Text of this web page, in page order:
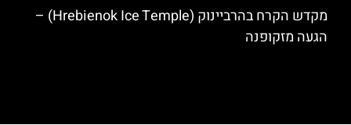
מקדש הקרח בהרביינוק (Hrebienok Ice Temple) –
הגעה מזקופנה